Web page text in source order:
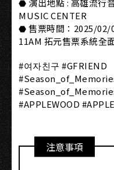
⬣ 演出地點 : 高雄流行
MUSIC CENTER
⬣ 售票時間：2025/
11AM 拓元售票系統全
#여자친구 #GFRIEND
#APPLEWOOD
注意事項